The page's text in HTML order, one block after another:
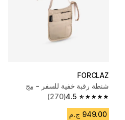
FORCLAZ
شنطة رقبة خفية للسفر - بيج
4.5
4.5 out of 5 stars from 270 reviews
(270)
949.00 ج.م